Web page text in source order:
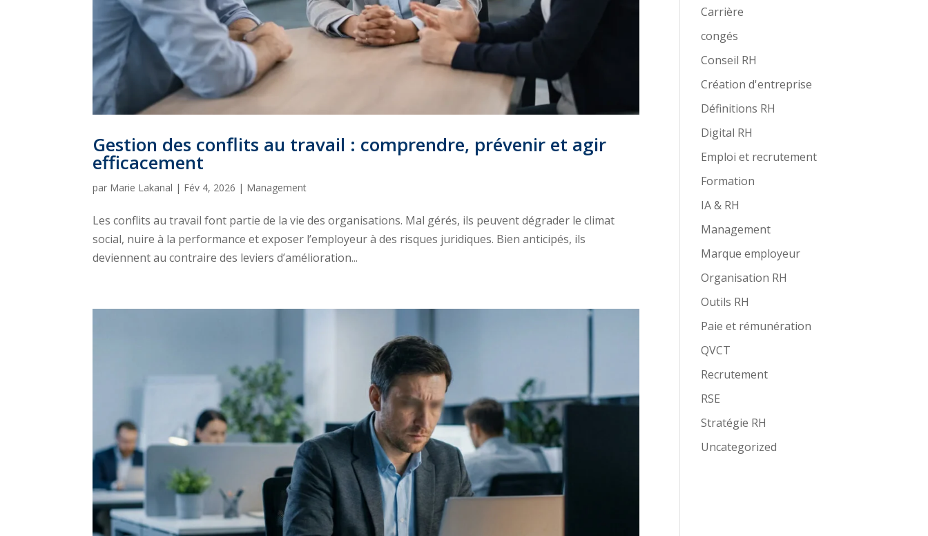
Gestion des conflits au travail : comprendre, prévenir et agir
efficacement
par Marie Lakanal | Fév 4, 2026 | Management
Les conflits au travail font partie de la vie des organisations. Mal gérés, ils peuvent dégrader le climat
social, nuire à la performance et exposer l’employeur à des risques juridiques. Bien anticipés, ils
deviennent au contraire des leviers d’amélioration...
Carrière
congés
Conseil RH
Création d'entreprise
Définitions RH
Digital RH
Emploi et recrutement
Formation
IA & RH
Management
Marque employeur
Organisation RH
Outils RH
Paie et rémunération
QVCT
Recrutement
RSE
Stratégie RH
Uncategorized